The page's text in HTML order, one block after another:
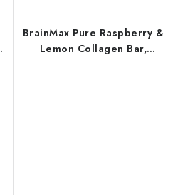
BrainMax Pure Raspberry &
Lemon Collagen Bar,